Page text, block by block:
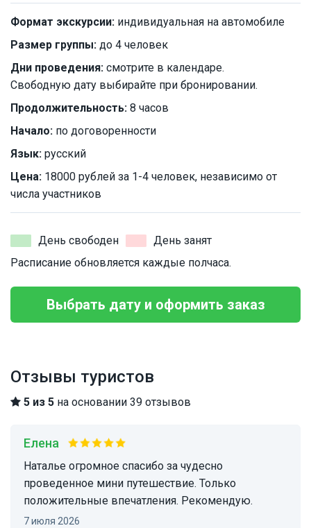
Формат экскурсии: индивидуальная на автомобиле
Размер группы: до 4 человек
Дни проведения: смотрите в календаре.
Свободную дату выбирайте при бронировании.
Продолжительность: 8 часов
Начало: по договоренности
Язык: русский
Цена: 18000 рублей за 1-4 человек, независимо от
числа участников
День свободен
День занят
Расписание обновляется каждые полчаса.
Выбрать дату и оформить заказ
Отзывы туристов
5 из 5 на основании 39 отзывов
Елена
Наталье огромное спасибо за чудесно
проведенное мини путешествие. Только
положительные впечатления. Рекомендую.
7 июля 2026